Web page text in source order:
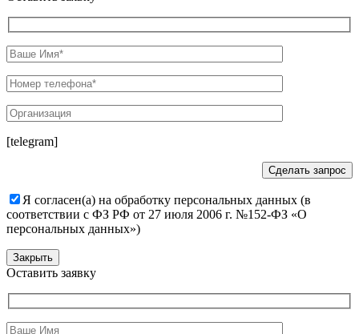
[telegram]
Я согласен(а) на обработку персональных данных (в
соответствии с ФЗ РФ от 27 июля 2006 г. №152-ФЗ «О
персональных данных»)
Закрыть
Оставить заявку